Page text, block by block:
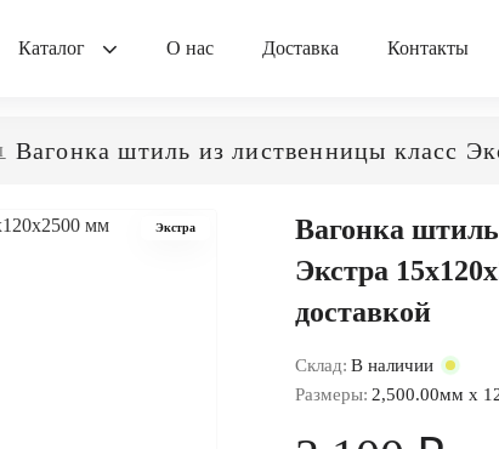
Каталог О нас Доставка Контакты
Вагонка штиль из лиственницы класс
Экстра
Вагонка
Экстра
доставкой
Склад: В наличии
Размеры: 2,500.00мм x